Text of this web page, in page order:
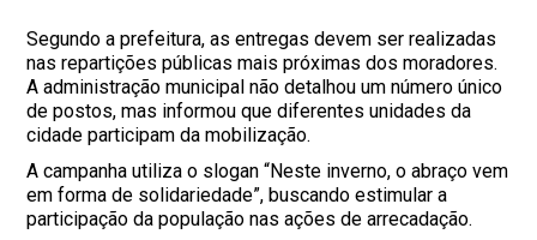
Segundo a prefeitura, as entregas devem ser realizadas
nas repartições públicas mais próximas dos moradores.
A administração municipal não detalhou um número único
de postos, mas informou que diferentes unidades da
cidade participam da mobilização.
A campanha utiliza o slogan “Neste inverno, o abraço vem
em forma de solidariedade”, buscando estimular a
participação da população nas ações de arrecadação.